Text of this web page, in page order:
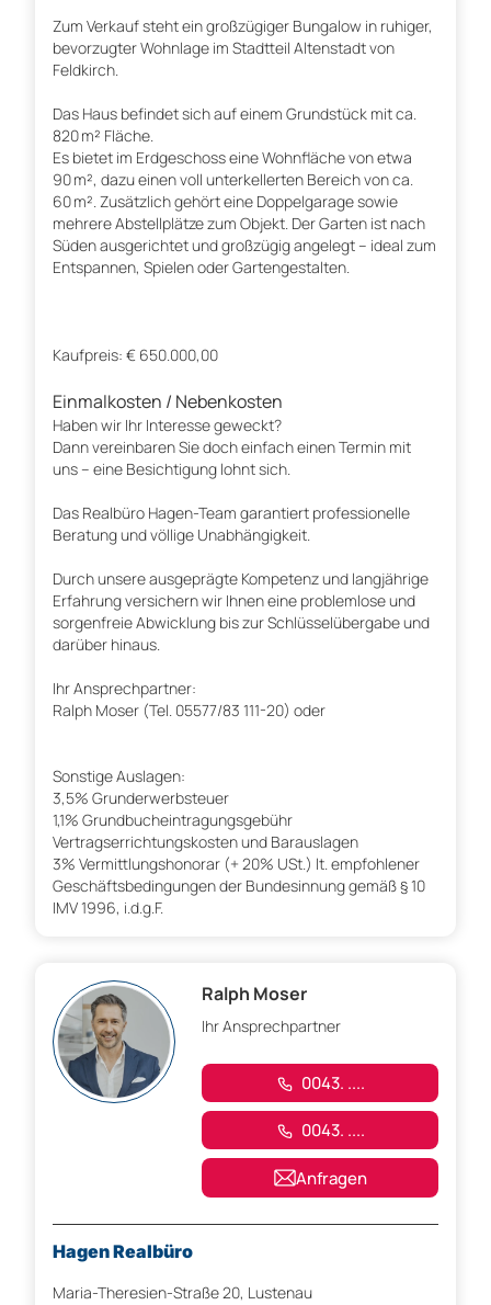
Zum Verkauf steht ein großzügiger Bungalow in ruhiger,
bevorzugter Wohnlage im Stadtteil Altenstadt von
Feldkirch.
Das Haus befindet sich auf einem Grundstück mit ca.
820 m² Fläche.
Es bietet im Erdgeschoss eine Wohnfläche von etwa
90 m², dazu einen voll unterkellerten Bereich von ca.
60 m². Zusätzlich gehört eine Doppelgarage sowie
mehrere Abstellplätze zum Objekt. Der Garten ist nach
Süden ausgerichtet und großzügig angelegt – ideal zum
Entspannen, Spielen oder Gartengestalten.
Kaufpreis: € 650.000,00
Einmalkosten / Nebenkosten
Haben wir Ihr Interesse geweckt?
Dann vereinbaren Sie doch einfach einen Termin mit
uns – eine Besichtigung lohnt sich.
Das Realbüro Hagen-Team garantiert professionelle
Beratung und völlige Unabhängigkeit.
Durch unsere ausgeprägte Kompetenz und langjährige
Erfahrung versichern wir Ihnen eine problemlose und
sorgenfreie Abwicklung bis zur Schlüsselübergabe und
darüber hinaus.
Ihr Ansprechpartner:
Ralph Moser (Tel. 05577/83 111-20) oder
Sonstige Auslagen:
3,5% Grunderwerbsteuer
1,1% Grundbucheintragungsgebühr
Vertragserrichtungskosten und Barauslagen
3% Vermittlungshonorar (+ 20% USt.) lt. empfohlener
Geschäftsbedingungen der Bundesinnung gemäß § 10
IMV 1996, i.d.g.F.
Ralph Moser
Ihr Ansprechpartner
0043. ....
0043. ....
Anfragen
Hagen Realbüro
Maria-Theresien-Straße 20, Lustenau